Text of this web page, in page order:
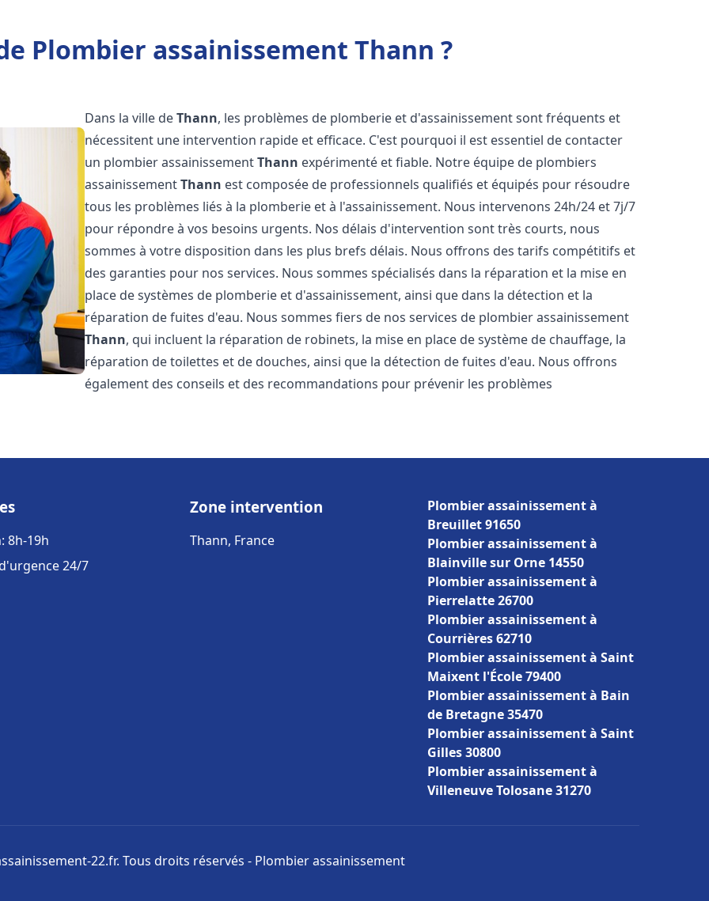
Plombier assainissement Thann ?
Dans la ville deThann, les problèmes de plomberie et d'assainissement sont fréquents et
nécessitent une intervention rapide et efficace. C'est pourquoi il est essentiel de contacter
un plombier assainissementThann expérimenté et fiable. Notre équipe de plombiers
assainissementThann est composée de professionnels qualifiés et équipés pour résoudre
tous les problèmes liés à la plomberie et à l'assainissement. Nous intervenons 24h/24 et 7j/7
pour répondre à vos besoins urgents. Nos délais d'intervention sont très courts, nous
sommes à votre disposition dans les plus brefs délais. Nous offrons des tarifs compétitifs et
des garanties pour nos services. Nous sommes spécialisés dans la réparation et la mise en
place de systèmes de plomberie et d'assainissement, ainsi que dans la détection et la
réparation de fuites d'eau. Nous sommes fiers de nos services de plombier assainissement
Thann, qui incluent la réparation de robinets, la mise en place de système de chauffage, la
réparation de toilettes et de douches, ainsi que la détection de fuites d'eau. Nous offrons
également des conseils et des recommandations pour prévenir les problèmes
8h-19h
24/7
Zone intervention
Thann, France
Plombier assainissement à
Breuillet 91650
Plombier assainissement à
Blainville sur Orne 14550
Plombier assainissement à
Pierrelatte 26700
Plombier assainissement à
Courrières 62710
Plombier assainissement à Saint
Maixent l'École 79400
Plombier assainissement à Bain
de Bretagne 35470
Plombier assainissement à Saint
Gilles 30800
Plombier assainissement à
Villeneuve Tolosane 31270
22.fr. Tous droits réservés - Plombier assainissement